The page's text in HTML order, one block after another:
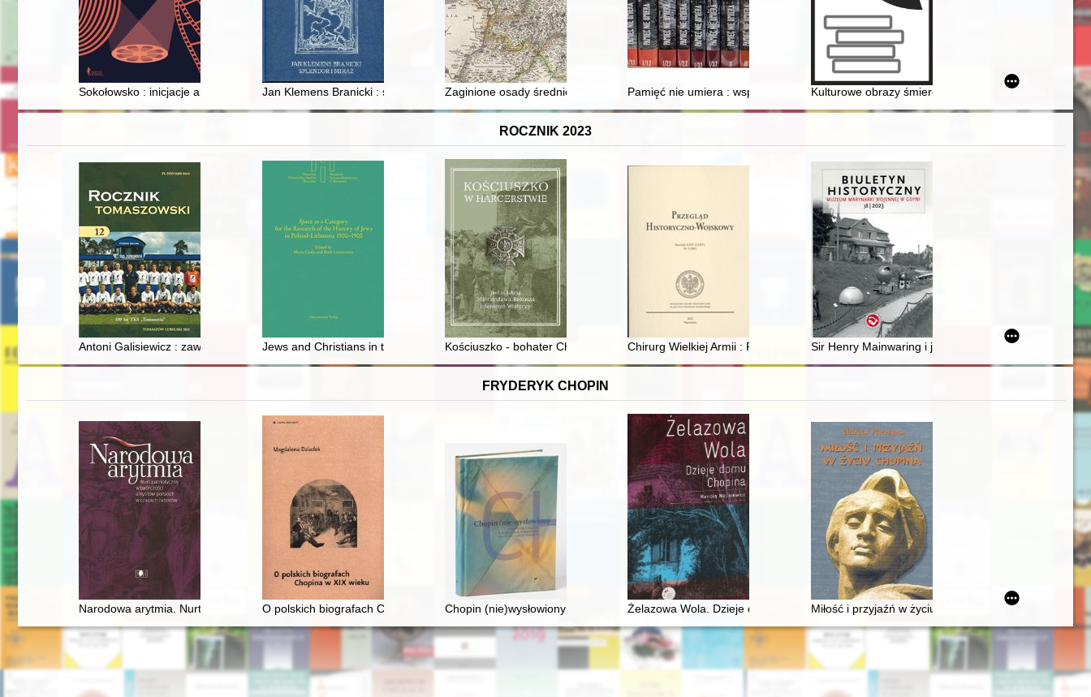
Sokołowsko : inicjacje artystyczne Krzysztofa Kieślowskiego
Jan Klemens Branicki : splendor i mirażZaginione osady średniowieczne w rejonie jeziora Jeziorak : (studium historyczno­-archeologiczne na podstawie nowych
Pamięć nie umiera : wspomnienia żołnierzy z batalionów AK "Antoni", "Gustaw",
Kulturowe obrazy śmierci w literaturze
ROCZNIK 2023
Antoni Galisiewicz : zawodnik, trener, działacz sportowyJews and Christians in the shared spaces of Gdańsk in the late eighteenth and early nineteenth century
Kościuszko - bohater Chorągwi Krakowskiej ZHPChirurg Wielkiej Armii : Pierre François Percy (1754-1825) i jego wkład w rozwój
Sir Henry Mainwaring i jego traktat o piratach = Sir
FRYDERYK CHOPIN
Narodowa arytmia. Nurt patriotyczny w twórczości artystów polskich w czasach zaborów
O polskich biografach Chopina w XIX wiekuChopin (nie)wysłowiony : wokół listów Chopina... : korespondencja kompozytora jako dzieło i zadanie badawcze
Żelazowa Wola. Dzieje domu ChopinaMiłość i przyjaźń w życiu Chopina